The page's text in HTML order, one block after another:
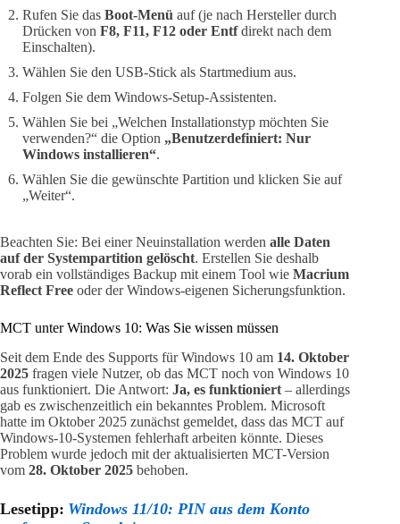
Rufen Sie das Boot-Menü auf (je nach Hersteller durch
Drücken von F8, F11, F12 oder Entfdirekt nach dem
Einschalten).
Wählen Sie den USB-Stick als Startmedium aus.
Folgen Sie dem Windows-Setup-Assistenten.
Wählen Sie bei „Welchen Installationstyp möchten Sie
verwenden?“ die Option „Benutzerdefiniert: Nur
Windows installieren“.
Wählen Sie die gewünschte Partition und klicken Sie auf
„Weiter“.
Beachten Sie: Bei einer Neuinstallation werden alle Daten
auf der Systempartition gelöscht. Erstellen Sie deshalb
vorab ein vollständiges Backup mit einem Tool wie Macrium
Reflect Free oder der Windows-eigenen Sicherungsfunktion.
MCT unter Windows 10: Was Sie wissen müssen
Seit dem Ende des Supports für Windows 10 am 14. Oktober
2025 fragen viele Nutzer, ob das MCT noch von Windows 10
aus funktioniert. Die Antwort: Ja, es funktioniert – allerdings
gab es zwischenzeitlich ein bekanntes Problem. Microsoft
hatte im Oktober 2025 zunächst gemeldet, dass das MCT auf
Windows-10-Systemen fehlerhaft arbeiten könnte. Dieses
Problem wurde jedoch mit der aktualisierten MCT-Version
vom 28. Oktober 2025 behoben.
Lesetipp: Windows 11/10: PIN aus dem Konto